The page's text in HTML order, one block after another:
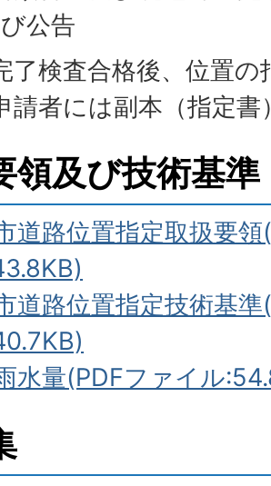
公告
了検査合格後、位置の
請者には副本（指定書
領及び技術基準
道路位置指定取扱要
道路位置指定技術基
水量(PDFファイル